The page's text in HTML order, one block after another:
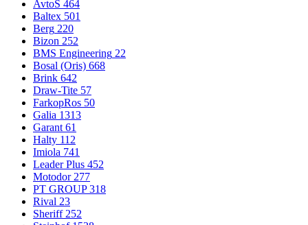
AvtoS 464
Baltex 501
Berg 220
Bizon 252
BMS Engineering 22
Bosal (Oris) 668
Brink 642
Draw-Tite 57
FarkopRos 50
Galia 1313
Garant 61
Halty 112
Imiola 741
Leader Plus 452
Motodor 277
PT GROUP 318
Rival 23
Sheriff 252